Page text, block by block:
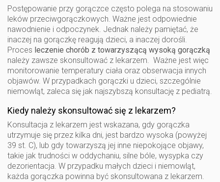
Postępowanie przy gorączce często polega na stosowaniu
leków przeciwgorączkowych. Ważne jest odpowiednie
nawodnienie i odpoczynek. Jednak należy pamiętać, że
inaczej na gorączkę reagują dzieci, a inaczej dorośli.
Proces leczenie chorób z towarzyszącą wysoką gorączką
należy zawsze skonsultować z lekarzem. Ważne jest więc
monitorowanie temperatury ciała oraz obserwacja innych
objawów. W przypadkach gorączki u dzieci, szczególnie
niemowląt, zaleca się jak najszybszą konsultację z pediatrą.
Kiedy należy skonsultować się z lekarzem?
Konsultacja z lekarzem jest wskazana, gdy gorączka
utrzymuje się przez kilka dni, jest bardzo wysoka (powyżej
39 st. C), lub gdy towarzyszą jej inne niepokojące objawy,
takie jak trudności w oddychaniu, silne bóle, wysypka czy
dezorientacja. W przypadku małych dzieci i niemowląt,
każda gorączka powinna być skonsultowana z lekarzem.